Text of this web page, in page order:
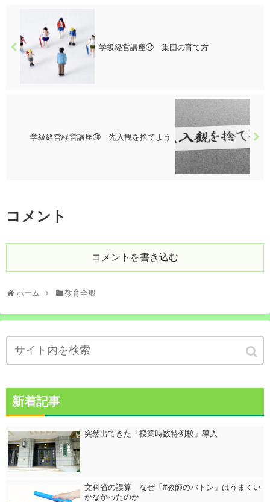
学級経営講座㉗ 集団の育て方
学級経営経営講座㉘ 先入観を捨てよう
コメント
コメントを書き込む
ホーム 教育全般
新着記事
突然出てきた「授業時数特例校」導入
文科省の誤算 なぜ「#教師のバトン」はうまくい
かなかったのか